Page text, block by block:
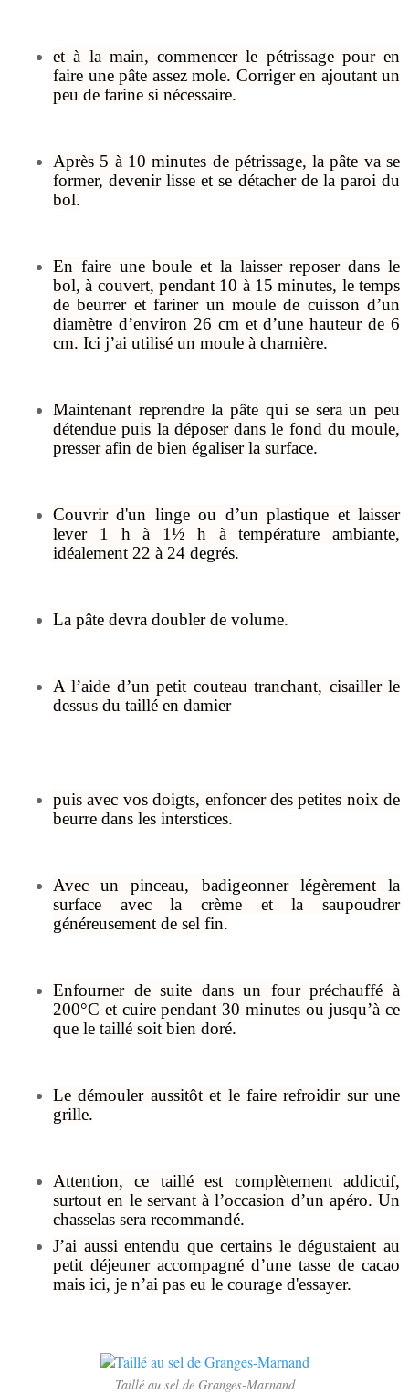
et à la main, commencer le pétrissage pour en
faire une pâte assez mole. Corriger en ajoutant un
peu de farine si nécessaire.
Après 5 à 10 minutes de pétrissage, la pâte va se
former, devenir lisse et se détacher de la paroi du
bol.
En faire une boule et la laisser reposer dans le
bol, à couvert, pendant 10 à 15 minutes, le temps
de beurrer et fariner un moule de cuisson d’un
diamètre d’environ 26 cm et d’une hauteur de 6
cm. Ici j’ai utilisé un moule à charnière.
Maintenant reprendre la pâte qui se sera un peu
détendue puis la déposer dans le fond du moule,
presser afin de bien égaliser la surface.
Couvrir d'un linge ou d’un plastique et laisser
lever 1 h à 1½ h à température ambiante,
idéalement 22 à 24 degrés.
La pâte devra doubler de volume.
A l’aide d’un petit couteau tranchant, cisailler le
dessus du taillé en damier
puis avec vos doigts, enfoncer des petites noix de
beurre dans les interstices.
Avec un pinceau, badigeonner légèrement la
surface avec la crème et la saupoudrer
généreusement de sel fin.
Enfourner de suite dans un four préchauffé à
200°C et cuire pendant 30 minutes ou jusqu’à ce
que le taillé soit bien doré.
Le démouler aussitôt et le faire refroidir sur une
grille.
Attention, ce taillé est complètement addictif,
surtout en le servant à l’occasion d’un apéro. Un
chasselas sera recommandé.
J’ai aussi entendu que certains le dégustaient au
petit déjeuner accompagné d’une tasse de cacao
mais ici, je n’ai pas eu le courage d'essayer.
Taillé au sel de Granges-Marnand